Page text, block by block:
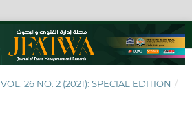
VOL. 26 NO. 2 (2021): SPECIAL EDITION /